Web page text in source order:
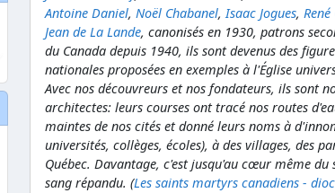
Antoine Daniel, Noël Chabanel,Isaac Jogues,
Jean de La Lande, canonisés en 1930, patrons
du Canada depuis 1940, ils sont devenus des
nationales proposées en exemples à l'Église
Avec nos découvreurs et nos fondateurs, ils sont
architectes: leurs courses ont tracé nos routes
maintes de nos cités et donné leurs noms à
universités, collèges, écoles), à des villages, des
Québec. Davantage, c'est jusqu'au cœur même
sang répandu. (Les saints martyrs canadiens -